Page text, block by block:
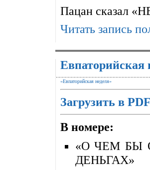
Пацан сказал
Читать запись
Евпаторийская
«Евпаторийская неделя»
Загрузить в
В номере:
«О ЧЕМ БЫ
ДЕНЬГАХ»